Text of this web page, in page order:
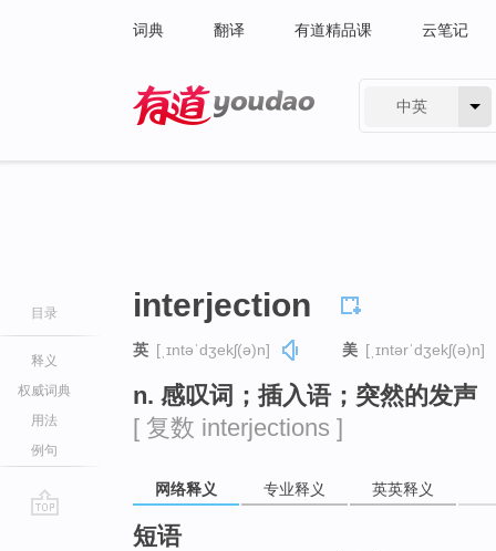
词典 翻译 有道精品课 云笔记
中英
目录
释义
权威词典
用法
例句
interjection
英 [ˌɪntəˈdʒekʃ(ə)n] 美 [ˌɪntərˈdʒekʃ(ə)n]
n. 感叹词；插入语；突然的发声
[ 复数 interjections ]
网络释义 专业释义 英英释义
短语